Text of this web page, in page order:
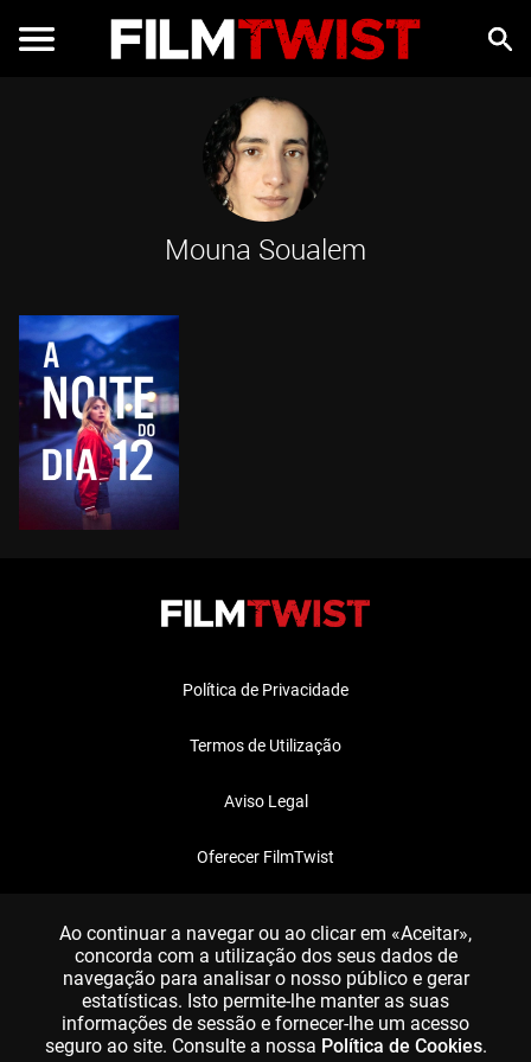
Mouna Soualem
Política de Privacidade
Termos de Utilização
Aviso Legal
Oferecer FilmTwist
Ao continuar a navegar ou ao clicar em «Aceitar»,
concorda com a utilização dos seus dados de
navegação para analisar o nosso público e gerar
estatísticas. Isto permite-lhe manter as suas
informações de sessão e fornecer-lhe um acesso
seguro ao site. Consulte a nossa Política de Cookies.